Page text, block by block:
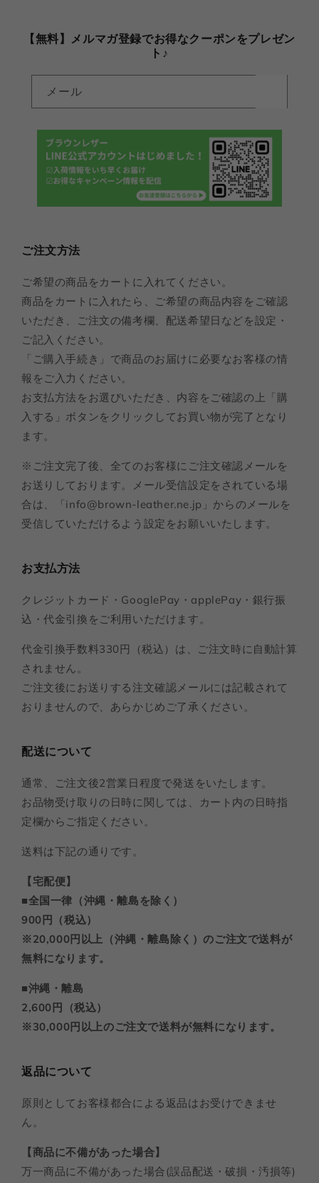
【無料】メルマガ登録でお得なクーポンをプレゼン
ト♪
メール
ご注文方法
ご希望の商品をカートに入れてください。
商品をカートに入れたら、ご希望の商品内容をご確認
いただき、ご注文の備考欄、配送希望日などを設定・
ご記入ください。
「ご購入手続き」で商品のお届けに必要なお客様の情
報をご入力ください。
お支払方法をお選びいただき、内容をご確認の上「購
入する」ボタンをクリックしてお買い物が完了となり
ます。
※ご注文完了後、全てのお客様にご注文確認メールを
お送りしております。メール受信設定をされている場
合は、「info@brown-leather.ne.jp」からのメールを
受信していただけるよう設定をお願いいたします。
お支払方法
クレジットカード・GooglePay・applePay・銀行振
込・代金引換をご利用いただけます。
代金引換手数料330円（税込）は、ご注文時に自動計算
されません。
ご注文後にお送りする注文確認メールには記載されて
おりませんので、あらかじめご了承ください。
配送について
通常、ご注文後2営業日程度で発送をいたします。
お品物受け取りの日時に関しては、カート内の日時指
定欄からご指定ください。
送料は下記の通りです。
【宅配便】
■全国一律（沖縄・離島を除く）
900円（税込）
※20,000円以上（沖縄・離島除く）のご注文で送料が
無料になります。
■沖縄・離島
2,600円（税込）
※30,000円以上のご注文で送料が無料になります。
返品について
原則としてお客様都合による返品はお受けできませ
ん。
【商品に不備があった場合】
万一商品に不備があった場合(誤品配送・破損・汚損等)